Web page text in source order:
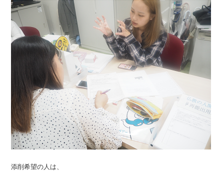
添削希望の人は、